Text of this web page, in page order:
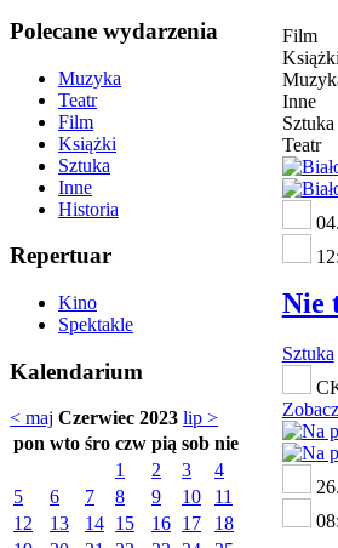
Polecane wydarzenia
Muzyka
Teatr
Film
Książki
Sztuka
Inne
Historia
Repertuar
Kino
Spektakle
Kalendarium
< maj Czerwiec 2023 lip >
pon wto śro czw pią sob nie
1
2 3
4
5
6 7 8 9 10
11
12
13 14 15 16 17
18
Film
Książki
Inne
Sztuka
Teatr
Nie
Sztuka